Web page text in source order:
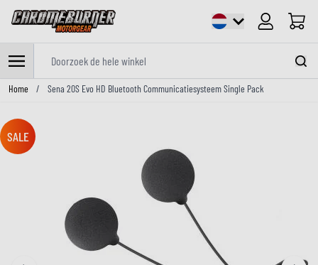
Cart
Ga naar de inhoud
Home / Sena 20S Evo HD Bluetooth Communicatiesysteem Single Pack
SALE